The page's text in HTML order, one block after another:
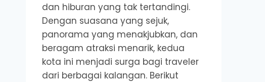
dan hiburan yang tak tertandingi.
Dengan suasana yang sejuk,
panorama yang menakjubkan, dan
beragam atraksi menarik, kedua
kota ini menjadi surga bagi traveler
dari berbagai kalangan. Berikut